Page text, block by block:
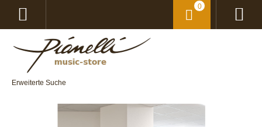
Erweiterte Suche
0